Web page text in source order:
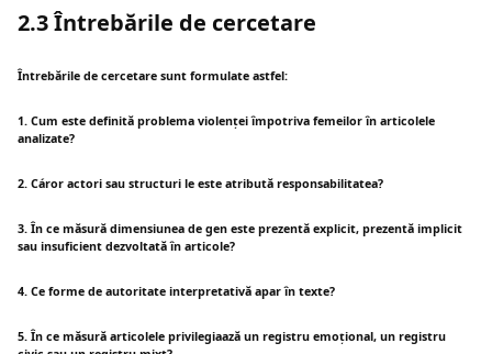
2.3 Întrebările de cercetare
Întrebările de cercetare sunt formulate astfel:
1. Cum este definită problema violenței împotriva femeilor în articolele
analizate?
2. Cáror actori sau structuri le este atribută responsabilitatea?
3. În ce măsură dimensiunea de gen este prezentă explicit, prezentă implicit
sau insuficient dezvoltată în articole?
4. Ce forme de autoritate interpretativă apar în texte?
5. În ce măsură articolele privilegiaază un registru emoțional, un registru